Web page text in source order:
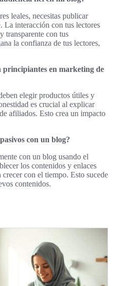
leales, necesitas publicar
La interacción con tus lectores
transparente con tus
la confianza de tus lectores,
principiantes en marketing de
elegir productos útiles y
es crucial al explicar
afiliados. Esto crea un impacto
con un blog?
con un blog usando el
los contenidos y enlaces
con el tiempo. Esto sucede
contenidos.